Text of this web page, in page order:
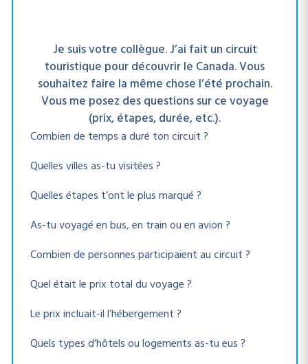
Je suis votre collègue. J’ai fait un circuit
touristique pour découvrir le Canada. Vous
souhaitez faire la même chose l’été prochain.
Vous me posez des questions sur ce voyage
(prix, étapes, durée, etc.).
Combien de temps a duré ton circuit ?
Quelles villes as-tu visitées ?
Quelles étapes t’ont le plus marqué ?
As-tu voyagé en bus, en train ou en avion ?
Combien de personnes participaient au circuit ?
Quel était le prix total du voyage ?
Le prix incluait-il l’hébergement ?
Quels types d’hôtels ou logements as-tu eus ?